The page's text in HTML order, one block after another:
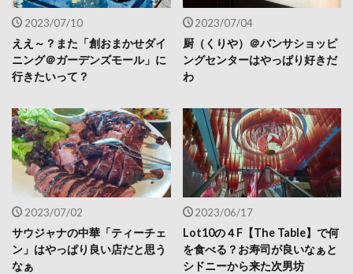
2023/07/10
ええ～？また「創おまかせダイ
ニング＠ガーデンズモール」に
行きたいって？
2023/07/04
厨（くりや）＠バンサショッピ
ングセンターはやっぱり好きだ
わ
2023/07/02
サウジャナの中華「ティーチェ
ン」はやっぱり良い店だと思う
なぁ
2023/06/17
Lot10の４F【The Table】で何
を食べる？お寿司が良いなぁと
シドニーから来た次男坊